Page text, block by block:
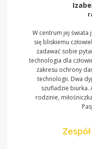
W centrum jej świata
się bliskiemu
zadawać sobie
technologia dla
zakresu ochrony
technologii. Dwa
szufladzie biurka.
rodzinie,